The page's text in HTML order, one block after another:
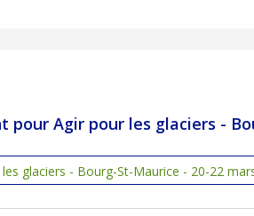
pour Agir pour les glaciers -
glaciers - Bourg-St-Maurice - 20-22